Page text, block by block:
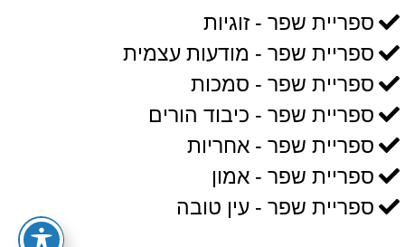
ספריית שפר - זוגיות
ספריית שפר - מודעות עצמית
ספריית שפר - סמכות
ספריית שפר - כיבוד הורים
ספריית שפר - אחריות
ספריית שפר - אמון
ספריית שפר - עין טובה